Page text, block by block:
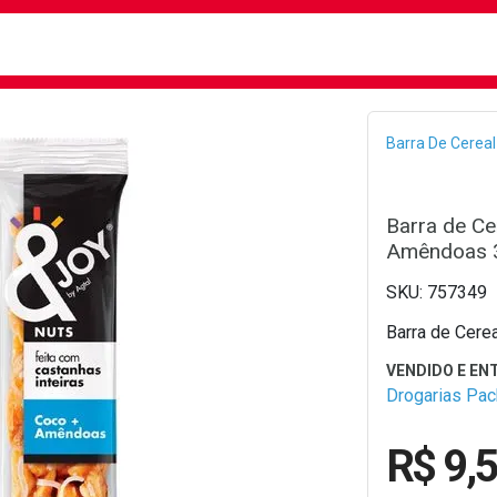
Barra De Cereal
Barra de
Amêndoas
757349
Barra de
Drogarias
R$